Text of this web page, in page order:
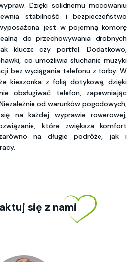
Dzięki solidnemu mocowaniu
stabilność i bezpieczeństwo
jest w pojemną komorę
do przechowywania drobnych
klucze czy portfel. Dodatkowo,
co umożliwia słuchanie muzyki
bez wyciągania telefonu z torby. W
kieszonka z folią dotykową, dzięki
obsługiwać telefon, zapewniając
od warunków pogodowych,
na każdej wyprawie rowerowej,
które zwiększa komfort
na długie podróże, jak i
się z nami